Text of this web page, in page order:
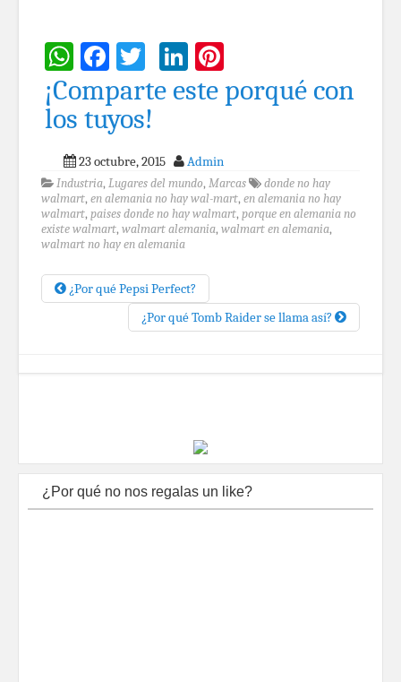
WhatsApp
Facebook
TwitterLinkedIn
¡Comparte este porqué con
los tuyos!
23 octubre, 2015 Admin
Industria, Lugares del mundo, Marcas
donde no hay
walmart, en alemania no hay wal-mart, en alemania no hay
walmart, paises donde no hay walmart, porque en alemania no
existe walmart, walmart alemania, walmart en alemania,
walmart no hay en alemania
¿Por qué Pepsi Perfect?
¿Por qué Tomb Raider se llama así?
¿Por qué no nos regalas un like?